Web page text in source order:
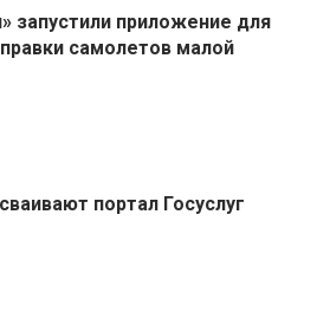
запустили приложение для
самолетов малой
портал Госуслуг